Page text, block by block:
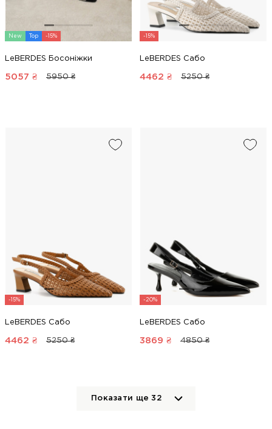
New Top -15%
LeBERDES Босоніжки
5057 ₴ 5950 ₴
-15%
LeBERDES Сабо
4462 ₴ 5250 ₴
-15%
LeBERDES Сабо
4462 ₴ 5250 ₴
-20%
LeBERDES Сабо
3869 ₴ 4850 ₴
Показати ще32